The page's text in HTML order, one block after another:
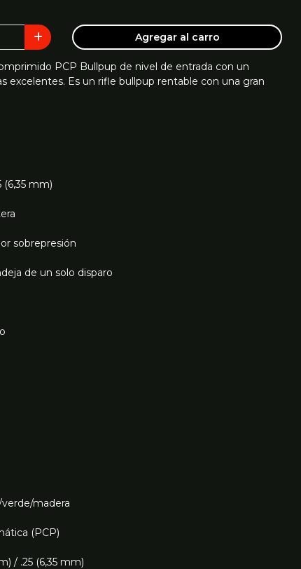
Agregar al carro
PCP Bullpup de nivel de entrada con un
excelentes. Es un rifle bullpup rentable con una gran
(6,35 mm)
sobrepresión
de un solo disparo
madera
(PCP)
/ .25 (6,35 mm)